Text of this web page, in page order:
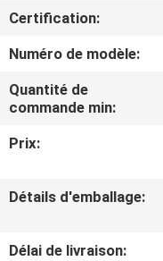
VISITE
D'USINE
CONTRÔLE
DE
CONTACTEZ-
Certification:
Numéro de modèle:
Quantité de
commande min:
Prix:
Détails d'emballage:
Délai de livraison: